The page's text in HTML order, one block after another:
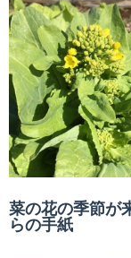
菜の花の季節が
らの手紙